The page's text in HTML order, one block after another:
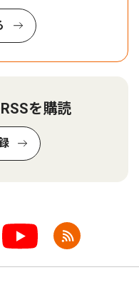
を購読